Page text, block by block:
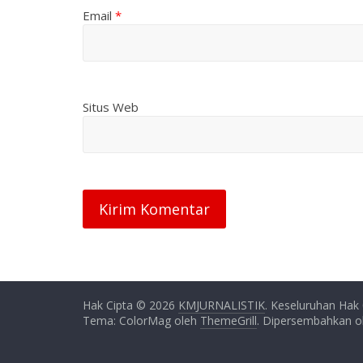
Email *
Situs Web
Hak Cipta © 2026 KMJURNALISTIK. Keseluruhan Hak
Tema: ColorMag oleh ThemeGrill. Dipersembahkan